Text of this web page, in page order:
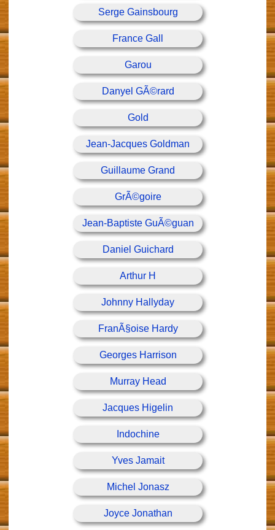
Serge Gainsbourg
France Gall
Garou
Danyel GÃ©rard
Gold
Jean-Jacques Goldman
Guillaume Grand
GrÃ©goire
Jean-Baptiste GuÃ©guan
Daniel Guichard
Arthur H
Johnny Hallyday
FranÃ§oise Hardy
Georges Harrison
Murray Head
Jacques Higelin
Indochine
Yves Jamait
Michel Jonasz
Joyce Jonathan